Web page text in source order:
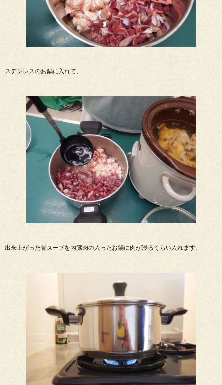
ステンレスのお鍋に入れて、
出来上がった骨スープを内臓肉の入ったお鍋に肉が浸るくらい入れます。